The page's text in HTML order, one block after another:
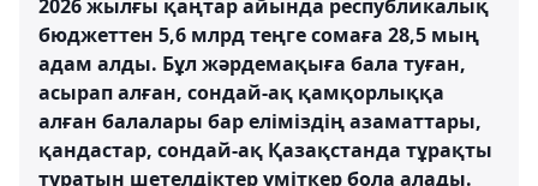
2026 жылғы қаңтар айында республикалық
бюджеттен 5,6 млрд теңге сомаға 28,5 мың
адам алды. Бұл жәрдемақыға бала туған,
асырап алған, сондай-ақ қамқорлыққа
алған балалары бар еліміздің азаматтары,
қандастар, сондай-ақ Қазақстанда тұрақты
тұратын шетелдіктер үміткер бола алады.